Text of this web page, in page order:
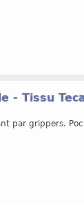
- Tissu
par grippers.